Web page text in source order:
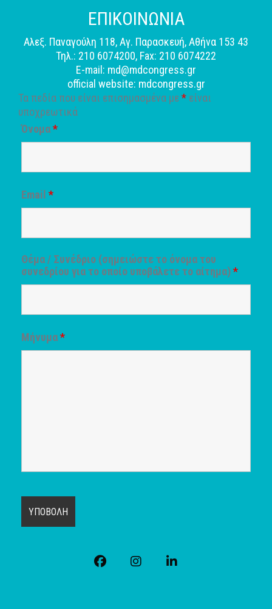
ΕΠΙΚΟΙΝΩΝΙΑ
Αλεξ. Παναγούλη 118, Αγ. Παρασκευή, Αθήνα 153 43
Τηλ.: 210 6074200, Fax: 210 6074222
E-mail: md@mdcongress.gr
official website: mdcongress.gr
Τα πεδία που είναι επισημασμένα με* είναι
υποχρεωτικά
Όνομα*
Email *
Θέμα / Συνέδριο (σημειώστε το όνομα του
συνεδρίου για το οποίο υποβάλετε το αίτημα)*
Μήνυμα*